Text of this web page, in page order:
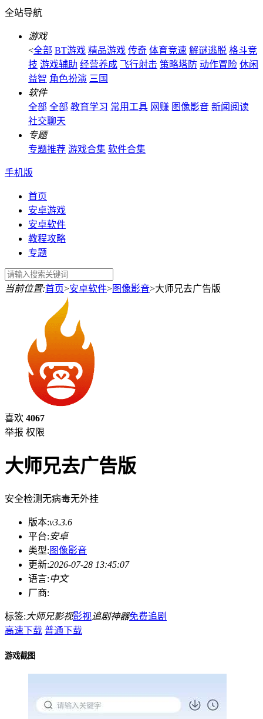
全站导航
游戏
<全部 BT游戏 精品游戏 传奇 体育竞速 解谜逃脱 格斗竞
技 游戏辅助 经营养成 飞行射击 策略塔防 动作冒险 休闲
益智 角色扮演 三国
软件
全部 全部 教育学习 常用工具 网赚 图像影音 新闻阅读
社交聊天
专题
专题推荐 游戏合集 软件合集
手机版
首页
安卓游戏
安卓软件
教程攻略
专题
当前位置:首页>安卓软件>图像影音>大师兄去广告版
喜欢 4067
举报 权限
大师兄去广告版
安全检测无病毒无外挂
版本:v3.3.6
平台:安卓
类型: 图像影音
更新:2026-07-28 13:45:07
语言:中文
厂商:
标签: 大师兄影视影视追剧神器免费追剧
高速下载 普通下载
游戏截图